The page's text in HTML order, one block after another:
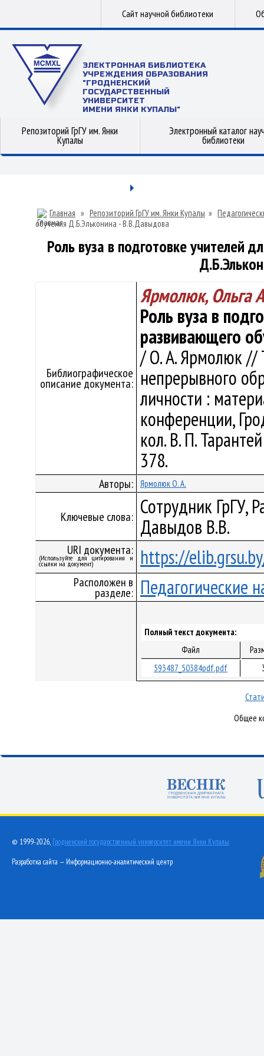
Сайт научной библиотеки
ЭЛЕКТРОННАЯ БИБЛИОТЕКА
УЧРЕЖДЕНИЯ ОБРАЗОВАНИЯ
"ГРОДНЕНСКИЙ
ГОСУДАРСТВЕННЫЙ
УНИВЕРСИТЕТ
ИМЕНИ ЯНКИ КУПАЛЫ"
Репозиторий ГрГУ им. Янки
Купалы
Электронный каталог
библиотеки
Главная » Репозиторий ГрГУ им. Янки Купалы »
обучения Д.Б.Эльконина - В.В.Давыдова
Роль вуза в подготовке учителей
Библиографическое
описание документа:
Ярмолюк, Ольга
Роль вуза в
развивающего
/ О. А. Ярмолюк //
непрерывного
личности :
конференции,
кол. В. П.
378.
Авторы: Ярмолюк О. А.
Ключевые слова: Сотрудник ГрГУ,
Давыдов В.В.
URI документа:
(Используйте для цитирования и
ссылки на документ) https://
Расположен в
разделе: Педагогические
Полный текст документа:
Файл
593487_50384pdf.pdf
Общее
© 1999-2026, Гродненский государственный университет имени Янки Купалы
Разработка сайта — Информационно-аналитический центр